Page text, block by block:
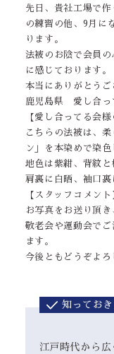
先日、貴社工場で
の練習の他、9月に
ります。
法被のお陰で会員
に感じております。
本当にありがとうご
鹿児島県 愛し合っ
【愛し合ってる会
こちらの法被は、
ン」を本染めで染
地色は紫紺、背紋と
肩裏に白晒、袖口裏
【スタッフコメント
お写真をお送り頂
敬老会や運動会で
ます。
今後ともどうぞよろ
知ってお
江戸時代から広